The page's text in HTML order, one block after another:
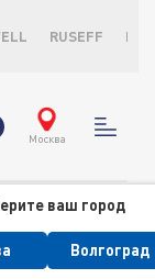
RUSEFF
Москва
ваш город
Волгоград
масло для
1л